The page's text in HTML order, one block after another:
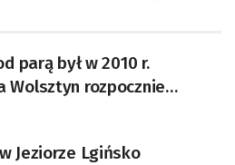
parą był w 2010 r.
Wolsztyn rozpocznie
Tr5-65
Jeziorze Lgińsko